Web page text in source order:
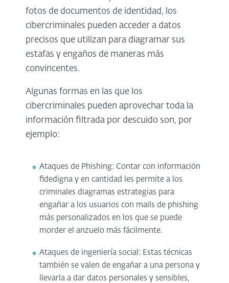
fotos de documentos de identidad, los
cibercriminales pueden acceder a datos
precisos que utilizan para diagramar sus
estafas y engaños de maneras más
convincentes.
Algunas formas en las que los
cibercriminales pueden aprovechar toda la
información filtrada por descuido son, por
ejemplo:
Ataques de Phishing: Contar con información
fidedigna y en cantidad les permite a los
criminales diagramas estrategias para
engañar a los usuarios con mails de phishing
más personalizados en los que se puede
morder el anzuelo más fácilmente.
Ataques de ingeniería social: Estas técnicas
también se valen de engañar a una persona y
llevarla a dar datos personales y sensibles,